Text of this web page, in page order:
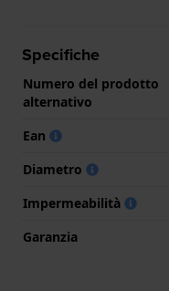
Specifiche
Numero del prodotto
alternativo
Ean
Diametro
Impermeabilità
Garanzia